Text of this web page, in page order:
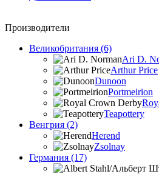
Производители
Великобритания (6)
Ari D.
Arthur Price
Dunoon
Portmeirion
Teapottery
Венгрия (2)
Herend
Zsolnay
Германия (17)